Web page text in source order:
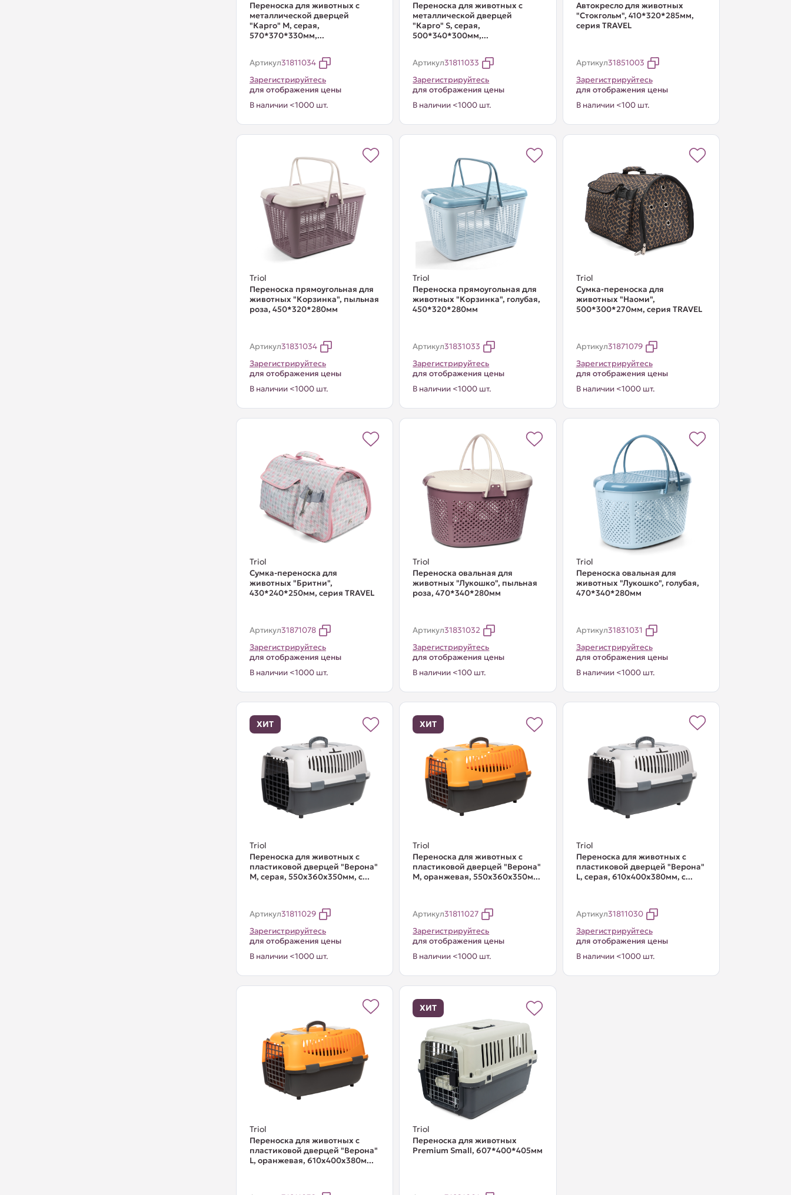
Переноска для животных с
металлической дверцей
"Карго" М, серая,
570*370*330мм,...
Артикул31811034
Зарегистрируйтесь
для отображения цены
В наличии <1000 шт.
Переноска для животных с
металлической дверцей
"Карго" S, серая,
500*340*300мм,...
Артикул31811033
Зарегистрируйтесь
для отображения цены
В наличии <1000 шт.
Автокресло для животных
"Стокгольм", 410*320*285мм,
серия TRAVEL
Артикул31851003
Зарегистрируйтесь
для отображения цены
В наличии <100 шт.
Triol
Переноска прямоугольная для
животных "Корзинка", пыльная
роза, 450*320*280мм
Артикул31831034
Зарегистрируйтесь
для отображения цены
В наличии <1000 шт.
Triol
Переноска прямоугольная для
животных "Корзинка", голубая,
450*320*280мм
Артикул31831033
Зарегистрируйтесь
для отображения цены
В наличии <1000 шт.
Triol
Сумка-переноска для
животных "Наоми",
500*300*270мм, серия TRAVEL
Артикул31871079
Зарегистрируйтесь
для отображения цены
В наличии <1000 шт.
Triol
Сумка-переноска для
животных "Бритни",
430*240*250мм, серия TRAVEL
Артикул31871078
Зарегистрируйтесь
для отображения цены
В наличии <1000 шт.
Triol
Переноска овальная для
животных "Лукошко", пыльная
роза, 470*340*280мм
Артикул31831032
Зарегистрируйтесь
для отображения цены
В наличии <100 шт.
Triol
Переноска овальная для
животных "Лукошко", голубая,
470*340*280мм
Артикул31831031
Зарегистрируйтесь
для отображения цены
В наличии <1000 шт.
ХИТ
Triol
Переноска для животных с
пластиковой дверцей "Верона"
M, серая, 550x360x350мм, с...
Артикул31811029
Зарегистрируйтесь
для отображения цены
В наличии <1000 шт.
ХИТ
Triol
Переноска для животных с
пластиковой дверцей "Верона"
M, оранжевая, 550x360x350м...
Артикул31811027
Зарегистрируйтесь
для отображения цены
В наличии <1000 шт.
Triol
Переноска для животных с
пластиковой дверцей "Верона"
L, серая, 610x400x380мм, с...
Артикул31811030
Зарегистрируйтесь
для отображения цены
В наличии <1000 шт.
Triol
Переноска для животных с
пластиковой дверцей "Верона"
L, оранжевая, 610x400x380м...
ХИТ
Triol
Переноска для животных
Premium Small, 607*400*405мм